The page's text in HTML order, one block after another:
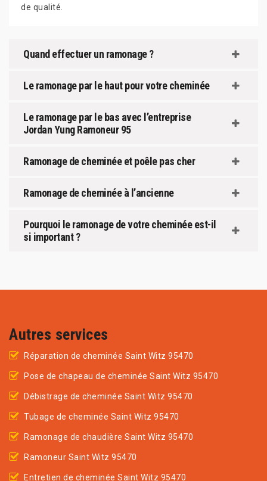
de qualité.
Quand effectuer un ramonage ?
Le ramonage par le haut pour votre cheminée
Le ramonage par le bas avec l’entreprise
Jordan Yung Ramoneur 95
Ramonage de cheminée et poêle pas cher
Ramonage de cheminée à l’ancienne
Pourquoi le ramonage de votre cheminée est-il
si important ?
Autres services
Réparation de cheminée Saint Witz 95470
Pose de chapeau de cheminée Saint Witz 95470
Débistrage de cheminée Saint Witz 95470
Tubage de cheminée Saint Witz 95470
Ramonage de chaudière Saint Witz 95470
Ramoneur Saint Witz 95470
Entretien de cheminée Saint Witz 95470